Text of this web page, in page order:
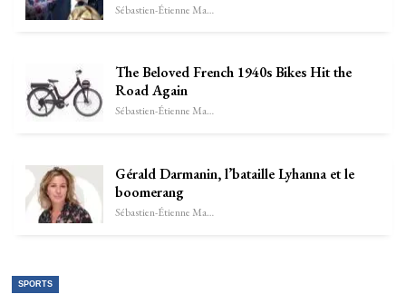
Sébastien-Étienne Marechal
The Beloved French 1940s Bikes Hit the
Road Again
Sébastien-Étienne Marechal
Gérald Darmanin, l’bataille Lyhanna et le
boomerang
Sébastien-Étienne Marechal
SPORTS